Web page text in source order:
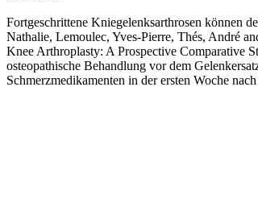
Fortgeschrittene Kniegelenksarthrosen können
Nathalie, Lemoulec, Yves-Pierre, Thés, André
Knee Arthroplasty: A Prospective Comparative
osteopathische Behandlung vor dem
Schmerzmedikamenten in der ersten Woche